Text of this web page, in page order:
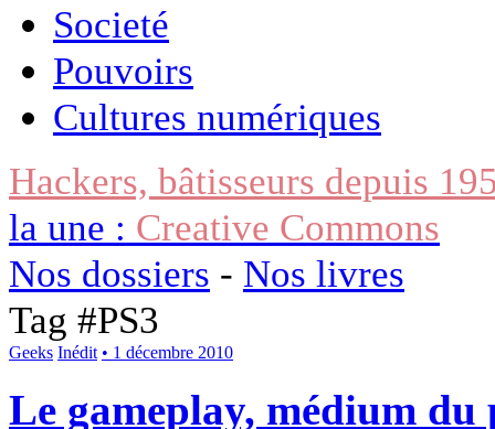
Societé
Pouvoirs
Cultures numériques
Hackers, bâtisseurs depuis
la une : Creative Commons
Nos dossiers - Nos livres
Tag #PS3
Geeks Inédit • 1 décembre 2010
Le gameplay, médium du